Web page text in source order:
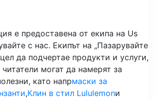
е предоставена от екипа на Us
с нас. Екипът на „Пазарувайте
да подчертае продукти и услуги,
могат да намерят за
като напрмаски за
,Клин в стил Lululemonи